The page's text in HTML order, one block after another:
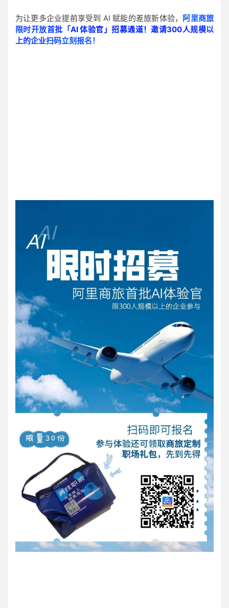
为让更多企业提前享受到 AI 赋能的差旅新体验， 阿里商旅
限时开放首批「AI 体验官」招募通道！邀请300人规模以
上的企业扫码立刻报名！